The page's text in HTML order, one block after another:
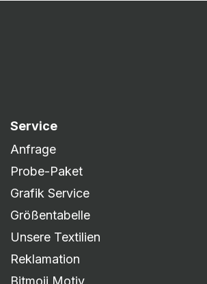
Service
Anfrage
Probe-Paket
Grafik Service
Größentabelle
Unsere Textilien
Reklamation